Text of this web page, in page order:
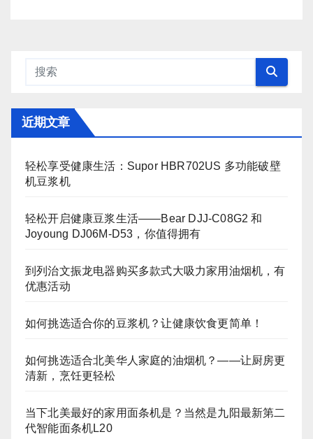
近期文章
轻松享受健康生活：Supor HBR702US 多功能破壁
机豆浆机
轻松开启健康豆浆生活——Bear DJJ‑C08G2 和
Joyoung DJ06M‑D53，你值得拥有
到列治文振龙电器购买多款式大吸力家用油烟机，有
优惠活动
如何挑选适合你的豆浆机？让健康饮食更简单！
如何挑选适合北美华人家庭的油烟机？——让厨房更
清新，烹饪更轻松
当下北美最好的家用面条机是？当然是九阳最新第二
代智能面条机L20